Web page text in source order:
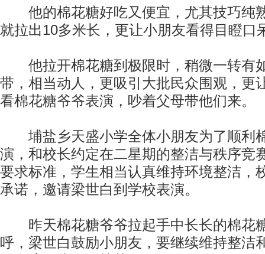
他的棉花糖好吃又便宜，尤其技巧纯
就拉出10多米长，更让小朋友看得目瞪口
他拉开棉花糖到极限时，稍微一转有
带，相当动人，更吸引大批民众围观，更
看棉花糖爷爷表演，吵着父母带他们来。
埔盐乡天盛小学全体小朋友为了顺利
演，和校长约定在二星期的整洁与秩序竞
要求标准，学生相当认真维持环境整洁，
承诺，邀请梁世白到学校表演。
昨天棉花糖爷爷拉起手中长长的棉花
呼，梁世白鼓励小朋友，要继续维持整洁